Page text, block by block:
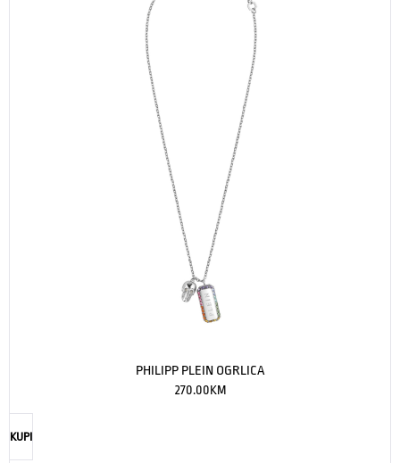
PHILIPP PLEIN OGRLICA
270.00KM
KUPI